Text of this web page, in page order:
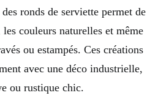
ronds de serviette permet de
couleurs naturelles et même
ou estampés. Ces créations
avec une déco industrielle,
ou rustique chic.